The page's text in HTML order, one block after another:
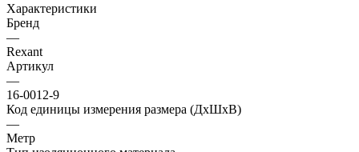
Характеристики
Бренд
—
Rexant
Артикул
—
16-0012-9
Код единицы измерения размера (ДхШхВ)
—
Метр